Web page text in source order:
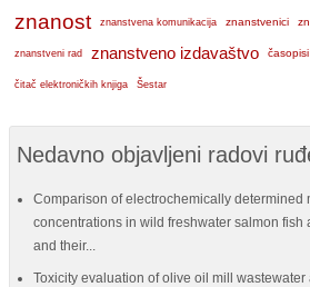
znanost znanstvena komunikacija znanstvenici
znanstveni rad znanstveno izdavaštvo časopisi
čitač elektroničkih knjiga Šestar
Nedavno objavljeni radovi
Comparison of electrochemically determined
concentrations in wild freshwater salmon fish
and their...
Toxicity evaluation of olive oil mill wastewater